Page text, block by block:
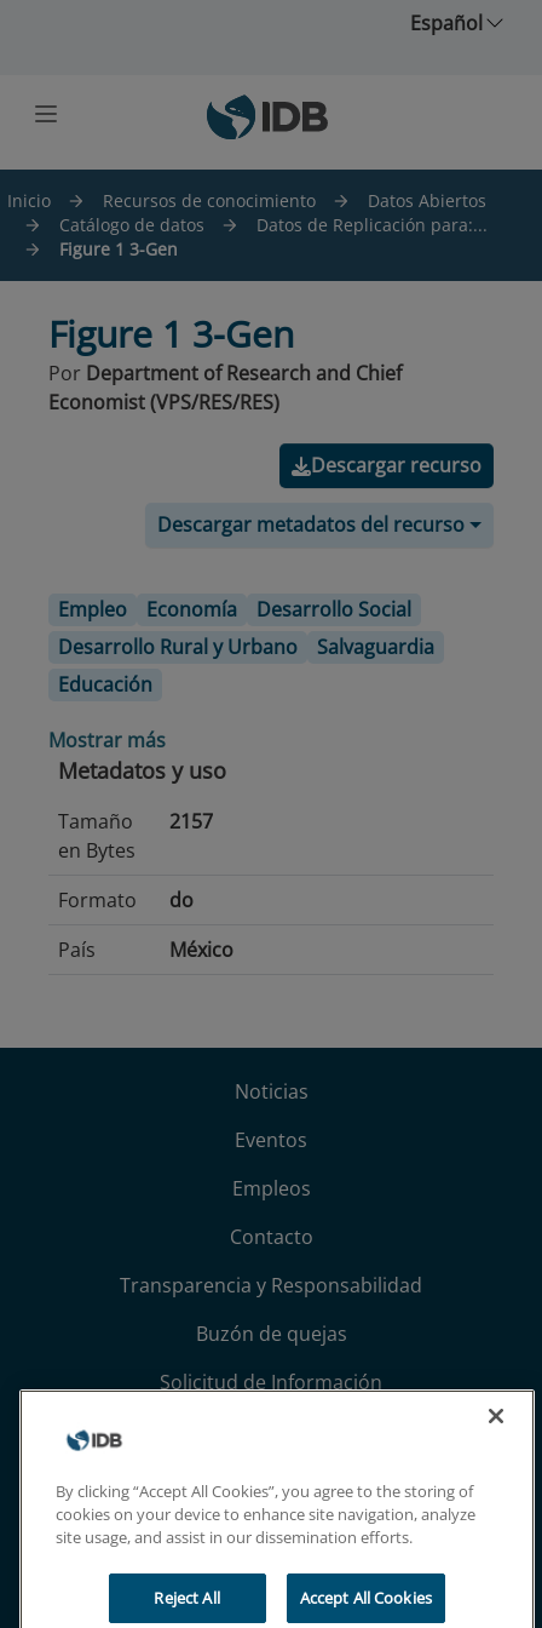
Español
Inicio Recursos de conocimiento
Datos Abiertos
Catálogo de datos
Datos de Replicación para:...
Figure 1 3-Gen
Figure 1 3-Gen
Por Department of Research and Chief
Economist (VPS/RES/RES)
Descargar recurso
Descargar metadatos del recurso
Empleo Economía
Desarrollo Social
Desarrollo Rural y Urbano
Salvaguardia
Educación
Mostrar más
Metadatos y uso
Tamaño
en Bytes
2157
Formato
do
País
México
Noticias
Eventos
Empleos
Contacto
Transparencia y Responsabilidad
Buzón de quejas
Solicitud de Información
Términos, condiciones y aviso de privacidad
Extranet
By clicking “Accept All Cookies”, you agree to the storing of
cookies on your device to enhance site navigation, analyze
site usage, and assist in our dissemination efforts.
Reject All Accept All Cookies